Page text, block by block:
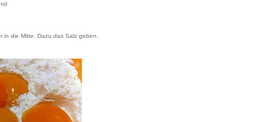
die Mitte. Dazu das Salz geben.